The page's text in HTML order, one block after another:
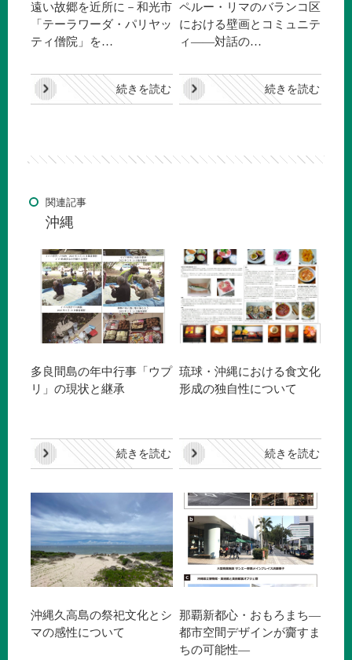
遠い故郷を近所に－和光市
「テーラワーダ・パリヤッ
ティ僧院」を…
続きを読む
ペルー・リマのバランコ区
における壁画とコミュニテ
ィ――対話の…
続きを読む
関連記事
沖縄
多良間島の年中行事「ウプ
リ」の現状と継承
続きを読む
琉球・沖縄における食文化
形成の独自性について
続きを読む
沖縄久高島の祭祀文化とシ
マの感性について
那覇新都心・おもろまち―
都市空間デザインが齎すま
ちの可能性―